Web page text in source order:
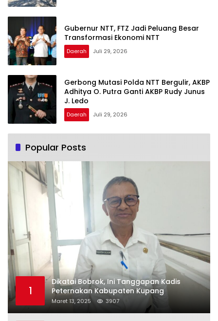
Gubernur NTT, FTZ Jadi Peluang Besar
Transformasi Ekonomi NTT
Daerah Juli 29, 2026
Gerbong Mutasi Polda NTT Bergulir, AKBP
Adhitya O. Putra Ganti AKBP Rudy Junus
J. Ledo
Daerah Juli 29, 2026
Popular Posts
1
Dikatai Bobrok, Ini Tanggapan Kadis
Peternakan Kabupaten Kupang
Maret 13, 2025 3907